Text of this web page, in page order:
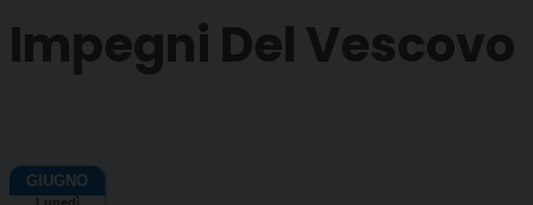
Impegni Del Vescovo
Lunedì